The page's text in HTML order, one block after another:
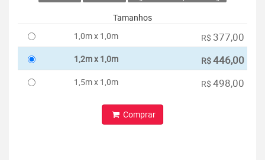
Tamanhos
1,0m x 1,0m
R$ 377,00
1,2m x 1,0m R$446,00
1,5m x 1,0m R$ 498,00
Comprar